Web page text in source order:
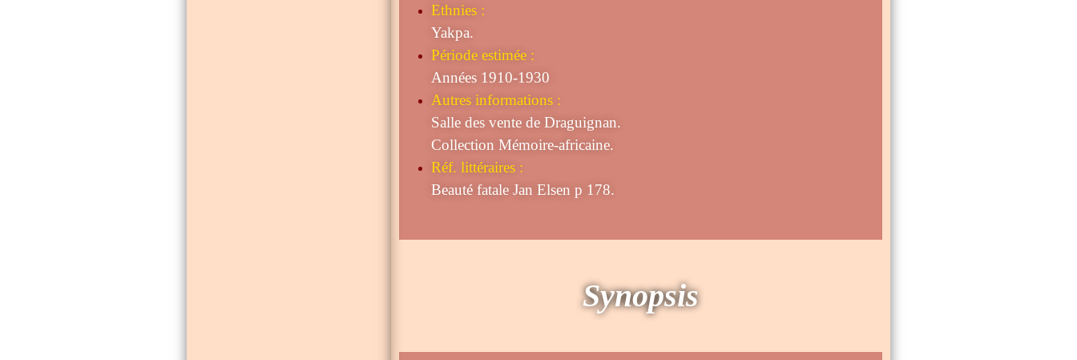
Ethnies :
Yakpa.
Période estimée :
Années 1910-1930
Autres informations :
Salle des vente de Draguignan.
Collection Mémoire-africaine.
Réf. littéraires :
Beauté fatale Jan Elsen p 178.
Synopsis